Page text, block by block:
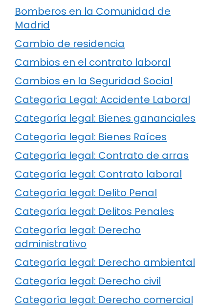
Bomberos en la Comunidad de
Madrid
Cambio de residencia
Cambios en el contrato laboral
Cambios en la Seguridad Social
Categoría Legal: Accidente Laboral
Categoría legal: Bienes gananciales
Categoría legal: Bienes Raíces
Categoría legal: Contrato de arras
Categoría legal: Contrato laboral
Categoría legal: Delito Penal
Categoría legal: Delitos Penales
Categoría legal: Derecho
administrativo
Categoría legal: Derecho ambiental
Categoría legal: Derecho civil
Categoría legal: Derecho comercial